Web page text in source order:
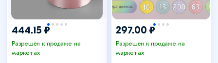
444.15 ₽
Разрешён к продаже на
маркетах
297.00 ₽
Разрешён к продаже на
маркетах